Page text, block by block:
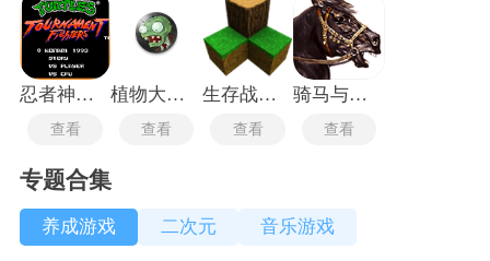
忍者神龟格斗中文版
查看
植物大战僵尸TV触控版
查看
生存战争2.3插件版
查看
骑马与砍杀2中文版
查看
专题合集
养成游戏 二次元 音乐游戏